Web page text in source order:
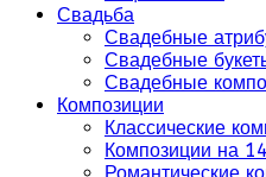
Свадьба
Свадебные
Свадебные
Свадебные
Композиции
Классические
Композиции на